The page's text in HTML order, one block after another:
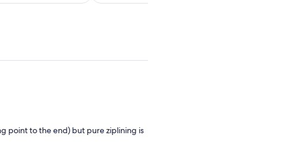
de
point to the end) but pure ziplining is